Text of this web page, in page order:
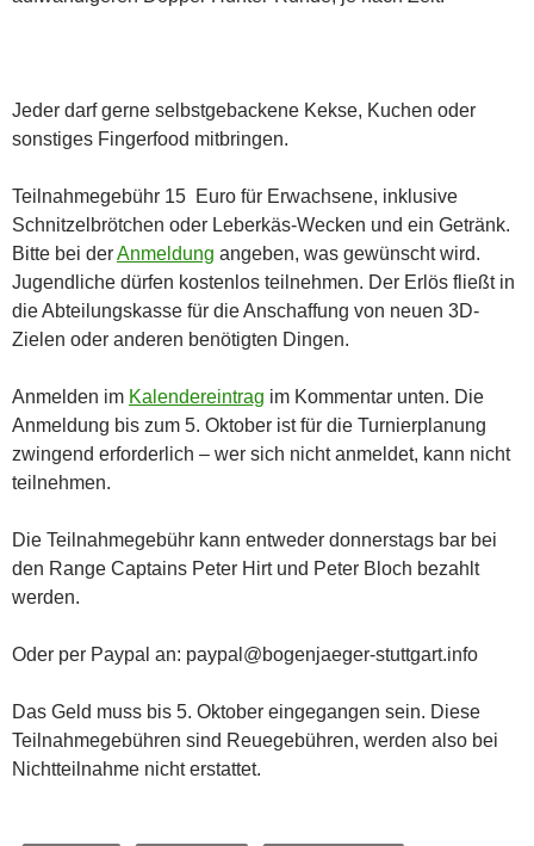
Jeder darf gerne selbstgebackene Kekse, Kuchen oder
sonstiges Fingerfood mitbringen.
Teilnahmegebühr 15 Euro für Erwachsene, inklusive
Schnitzelbrötchen oder Leberkäs-Wecken und ein Getränk.
Bitte bei derAnmeldung angeben, was gewünscht wird.
Jugendliche dürfen kostenlos teilnehmen. Der Erlös fließt in
die Abteilungskasse für die Anschaffung von neuen 3D-
Zielen oder anderen benötigten Dingen.
Anmelden im Kalendereintrag im Kommentar unten. Die
Anmeldung bis zum 5. Oktober ist für die Turnierplanung
zwingend erforderlich – wer sich nicht anmeldet, kann nicht
teilnehmen.
Die Teilnahmegebühr kann entweder donnerstags bar bei
den Range Captains Peter Hirt und Peter Bloch bezahlt
werden.
Oder per Paypal an: paypal@bogenjaeger-stuttgart.info
Das Geld muss bis 5. Oktober eingegangen sein. Diese
Teilnahmegebühren sind Reuegebühren, werden also bei
Nichtteilnahme nicht erstattet.